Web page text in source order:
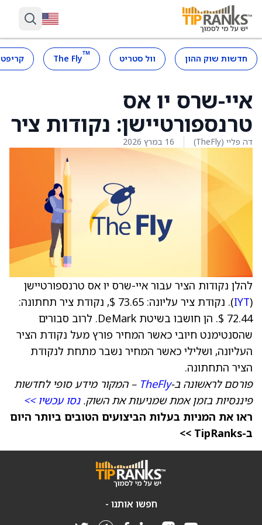
חדשות שוק ההון וול סטריט ™
The Fly
איי-שרס יו אס
טרנספורטיישן: נקודות ציר
דה פליי (TheFly) 16 במרץ 2026
להלן נקודות הציר עבור איי-שרס יו אס טרנספורטיישן
(
IYT
). נקודת ציר עליונה: 73.65 $, נקודת ציר תחתונה:
72.44 $. הן חושבו בשיטת DeMark. לרוב סבורים
שהסנטימנט חיובי כאשר המחיר פורץ מעל נקודת הציר
העליונה, ושלילי כאשר המחיר נשבר מתחת לנקודת
הציר התחתונה.
פורסם לראשונה ב-TheFly – המקור מידע סופי לחדשות
פיננסיות בזמן אמת שמניעות את השוק.נסו עכשיו >>
ראו את המניות בעלות הביצועים הטובים ביותר היום
ב-TipRanks >>
חפשו אותנו -